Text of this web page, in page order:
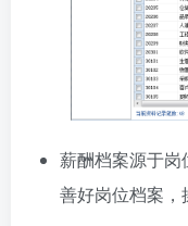
薪酬档案源于
善好岗位档案，